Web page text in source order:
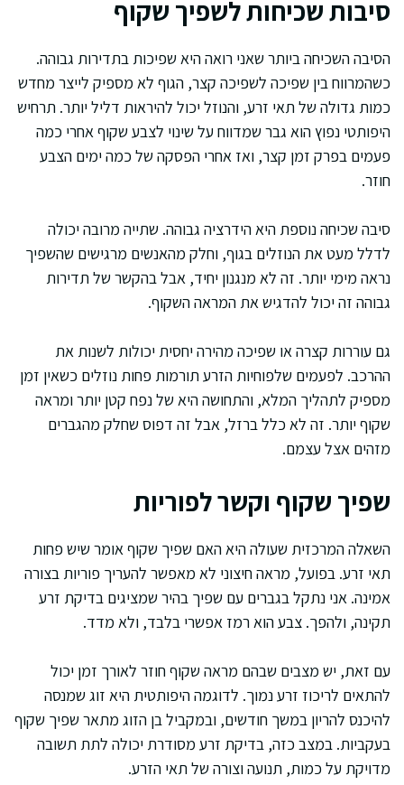
סיבות שכיחות לשפיך שקוף
הסיבה השכיחה ביותר שאני רואה היא שפיכות בתדירות גבוהה.
כשהמרווח בין שפיכה לשפיכה קצר, הגוף לא מספיק לייצר מחדש
כמות גדולה של תאי זרע, והנוזל יכול להיראות דליל יותר. תרחיש
היפותטי נפוץ הוא גבר שמדווח על שינוי לצבע שקוף אחרי כמה
פעמים בפרק זמן קצר, ואז אחרי הפסקה של כמה ימים הצבע
חוזר.
סיבה שכיחה נוספת היא הידרציה גבוהה. שתייה מרובה יכולה
לדלל מעט את הנוזלים בגוף, וחלק מהאנשים מרגישים שהשפיך
נראה מימי יותר. זה לא מנגנון יחיד, אבל בהקשר של תדירות
גבוהה זה יכול להדגיש את המראה השקוף.
גם עוררות קצרה או שפיכה מהירה יחסית יכולות לשנות את
ההרכב. לפעמים שלפוחיות הזרע תורמות פחות נוזלים כשאין זמן
מספיק לתהליך המלא, והתחושה היא של נפח קטן יותר ומראה
שקוף יותר. זה לא כלל ברזל, אבל זה דפוס שחלק מהגברים
מזהים אצל עצמם.
שפיך שקוף וקשר לפוריות
השאלה המרכזית שעולה היא האם שפיך שקוף אומר שיש פחות
תאי זרע. בפועל, מראה חיצוני לא מאפשר להעריך פוריות בצורה
אמינה. אני נתקל בגברים עם שפיך בהיר שמציגים בדיקת זרע
תקינה, ולהפך. צבע הוא רמז אפשרי בלבד, ולא מדד.
עם זאת, יש מצבים שבהם מראה שקוף חוזר לאורך זמן יכול
להתאים לריכוז זרע נמוך. לדוגמה היפותטית היא זוג שמנסה
להיכנס להריון במשך חודשים, ובמקביל בן הזוג מתאר שפיך שקוף
בעקביות. במצב כזה, בדיקת זרע מסודרת יכולה לתת תשובה
מדויקת על כמות, תנועה וצורה של תאי הזרע.